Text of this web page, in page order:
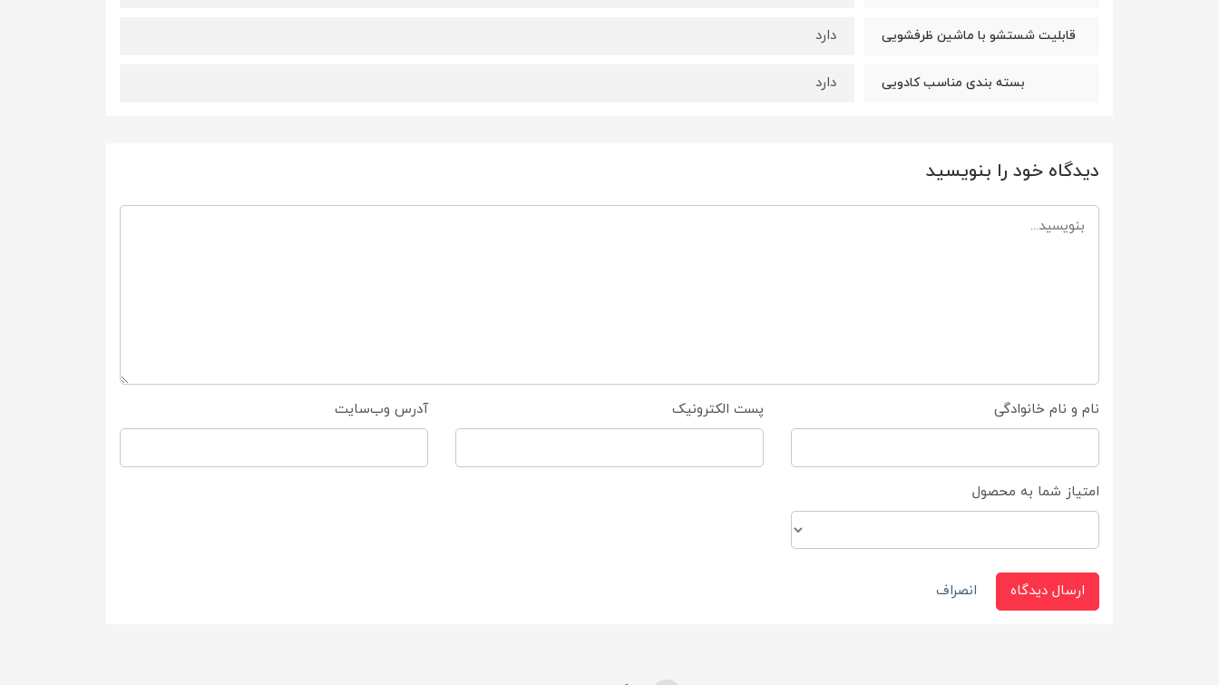
قابلیت شستشو با ماشین ظرفشویی دارد
بسته بندی مناسب کادویی دارد
دیدگاه خود را بنویسید
نام و نام خانوادگی پست الکترونیک آدرس وب‌سایت
امتیاز شما به محصول
ارسال دیدگاه انصراف